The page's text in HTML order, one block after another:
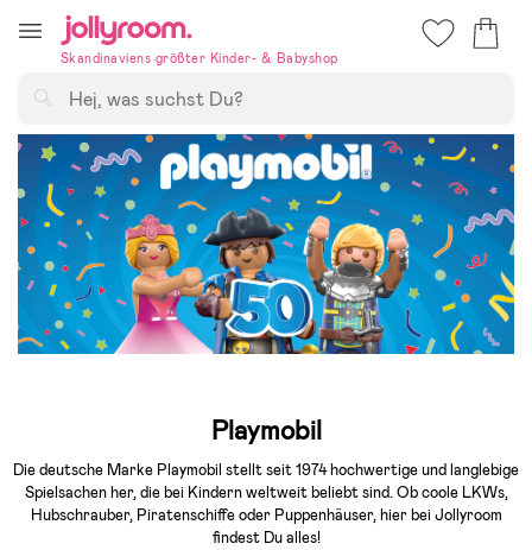
till
innehålletSkandinaviens größter Kinder- & Babyshop
Playmobil
Die deutsche Marke Playmobil stellt seit 1974 hochwertige und langlebige
Spielsachen her, die bei Kindern weltweit beliebt sind. Ob coole LKWs,
Hubschrauber, Piratenschiffe oder Puppenhäuser, hier bei Jollyroom
findest Du alles!